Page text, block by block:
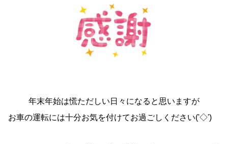
年末年始は慌ただしい日々になると思いますが
お車の運転には十分お気を付けてお過ごしください('◇')ゞ